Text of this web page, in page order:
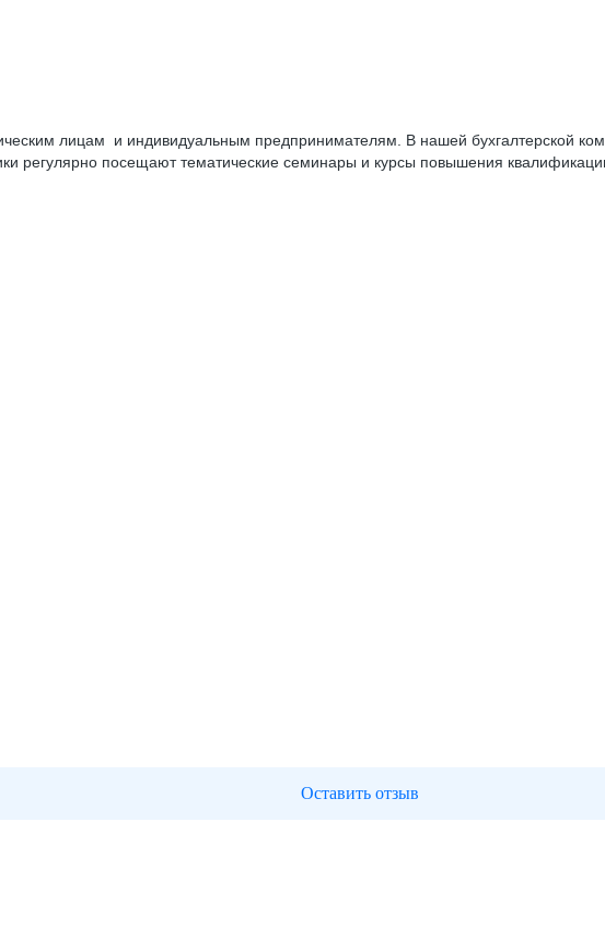
лицам и индивидуальным предпринимателям. В нашей бухгалтерской
регулярно посещают тематические семинары и курсы повышения
Оставить отзыв